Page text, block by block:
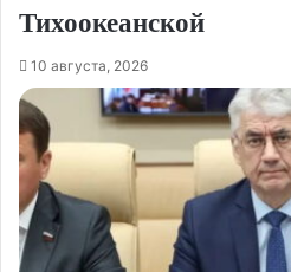
Тихоокеанской
10 августа, 2026